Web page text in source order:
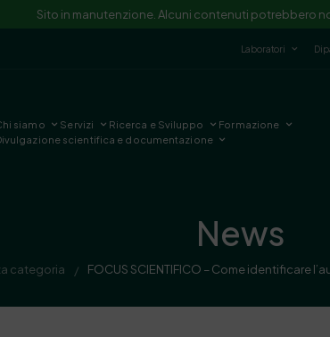
Sito in manutenzione. Alcuni contenuti potrebbero
Laboratori
siamo Servizi Ricerca e Sviluppo
Formazione
scientifica e documentazione
News
categoria / FOCUS SCIENTIFICO – Come identificare